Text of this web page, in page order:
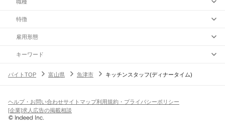
職種
特徴
雇用形態
キーワード
バイトTOP 富山県 魚津市 キッチンスタッフ(ディナータイム)
ヘルプ・お問い合わせサイトマップ利用規約・プライバシーポリシー
[企業]求人広告の掲載相談